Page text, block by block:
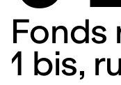
Fonds
1 bis,